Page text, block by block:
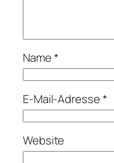
Name*
E-Mail-Adresse*
Website